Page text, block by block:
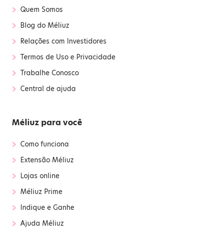
› Quem Somos
› Blog do Méliuz
› Relações com Investidores
› Termos de Uso e Privacidade
› Trabalhe Conosco
› Central de ajuda
Méliuz para você
› Como funciona
› Extensão Méliuz
› Lojas online
› Méliuz Prime
› Indique e Ganhe
› Ajuda Méliuz